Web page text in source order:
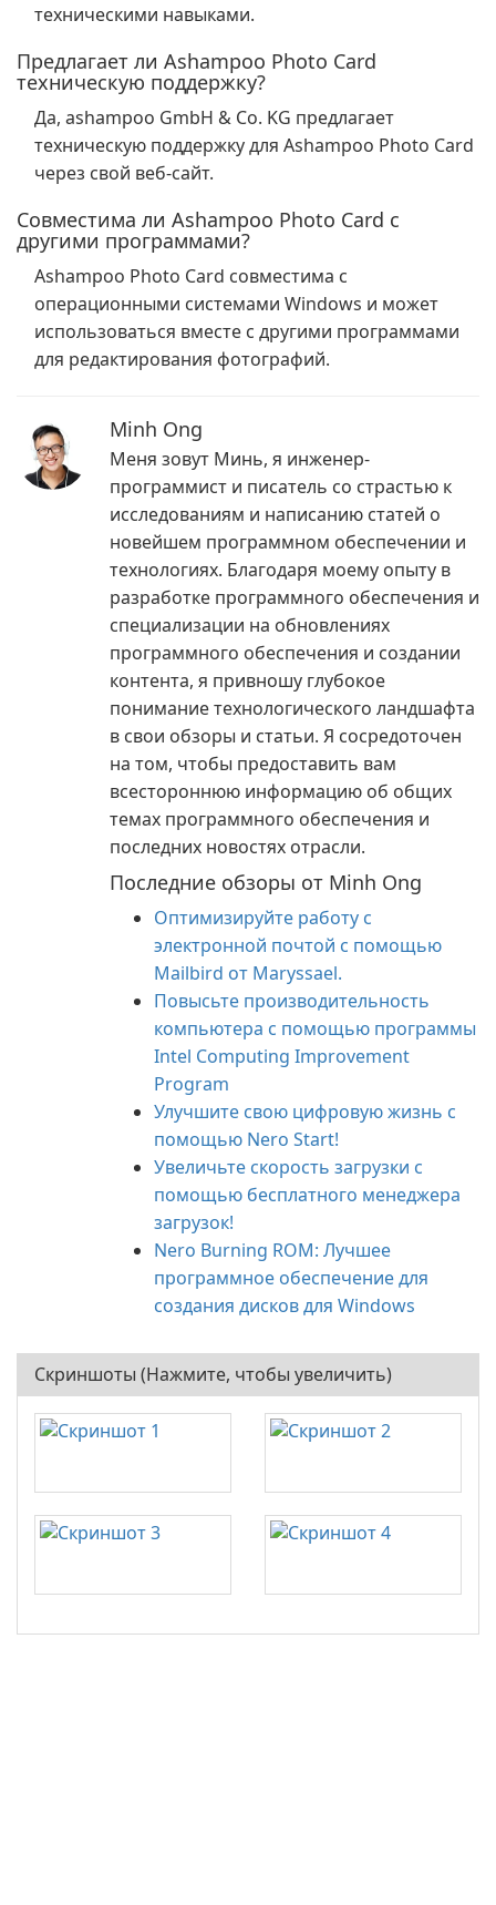
техническими навыками.
Предлагает ли Ashampoo Photo Card
техническую поддержку?
Да, ashampoo GmbH & Co. KG предлагает
техническую поддержку для Ashampoo Photo Card
через свой веб-сайт.
Совместима ли Ashampoo Photo Card с
другими программами?
Ashampoo Photo Card совместима с
операционными системами Windows и может
использоваться вместе с другими программами
для редактирования фотографий.
Minh Ong
Меня зовут Минь, я инженер-
программист и писатель со страстью к
исследованиям и написанию статей о
новейшем программном обеспечении и
технологиях. Благодаря моему опыту в
разработке программного обеспечения и
специализации на обновлениях
программного обеспечения и создании
контента, я привношу глубокое
понимание технологического ландшафта
в свои обзоры и статьи. Я сосредоточен
на том, чтобы предоставить вам
всестороннюю информацию об общих
темах программного обеспечения и
последних новостях отрасли.
Последние обзоры от Minh Ong
Оптимизируйте работу с
электронной почтой с помощью
Mailbird от Maryssael.
Повысьте производительность
компьютера с помощью программы
Intel Computing Improvement
Program
Улучшите свою цифровую жизнь с
помощью Nero Start!
Увеличьте скорость загрузки с
помощью бесплатного менеджера
загрузок!
Nero Burning ROM: Лучшее
программное обеспечение для
создания дисков для Windows
Скриншоты (Нажмите, чтобы увеличить)